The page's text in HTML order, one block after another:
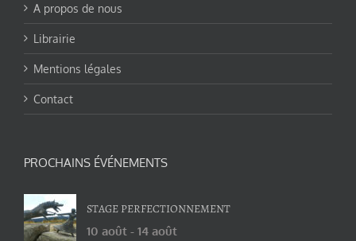
A propos de nous
Librairie
Mentions légales
Contact
PROCHAINS ÉVÉNEMENTS
STAGE PERFECTIONNEMENT
10 août - 14 août